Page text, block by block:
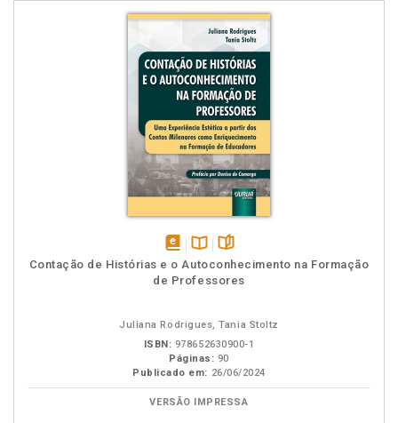
disponível
em
Disponível
na
páginas
Contação de Histórias e o Autoconhecimento na Formação
de Professores
Juliana Rodrigues, Tania Stoltz
ISBN: 978652630900-1
Páginas: 90
Publicado em: 26/06/2024
VERSÃO IMPRESSA